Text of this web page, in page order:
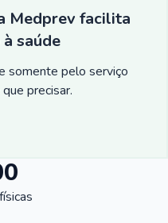
Medprev facilita
saúde
somente pelo serviço
precisar.